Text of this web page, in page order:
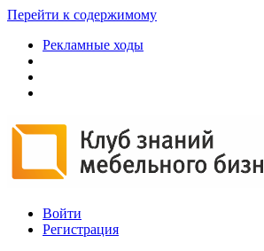
Перейти к содержимому
Рекламные ходы
Войти
Регистрация